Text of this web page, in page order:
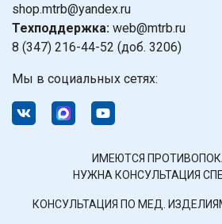
shop.mtrb@yandex.ru
Техподдержка: web@mtrb.ru
8 (347) 216-44-52 (доб. 3206)
Мы в социальных сетях:
ИМЕЮТСЯ
НУЖНА КОНСУЛЬТАЦИЯ
КОНСУЛЬТАЦИЯ ПО МЕД.